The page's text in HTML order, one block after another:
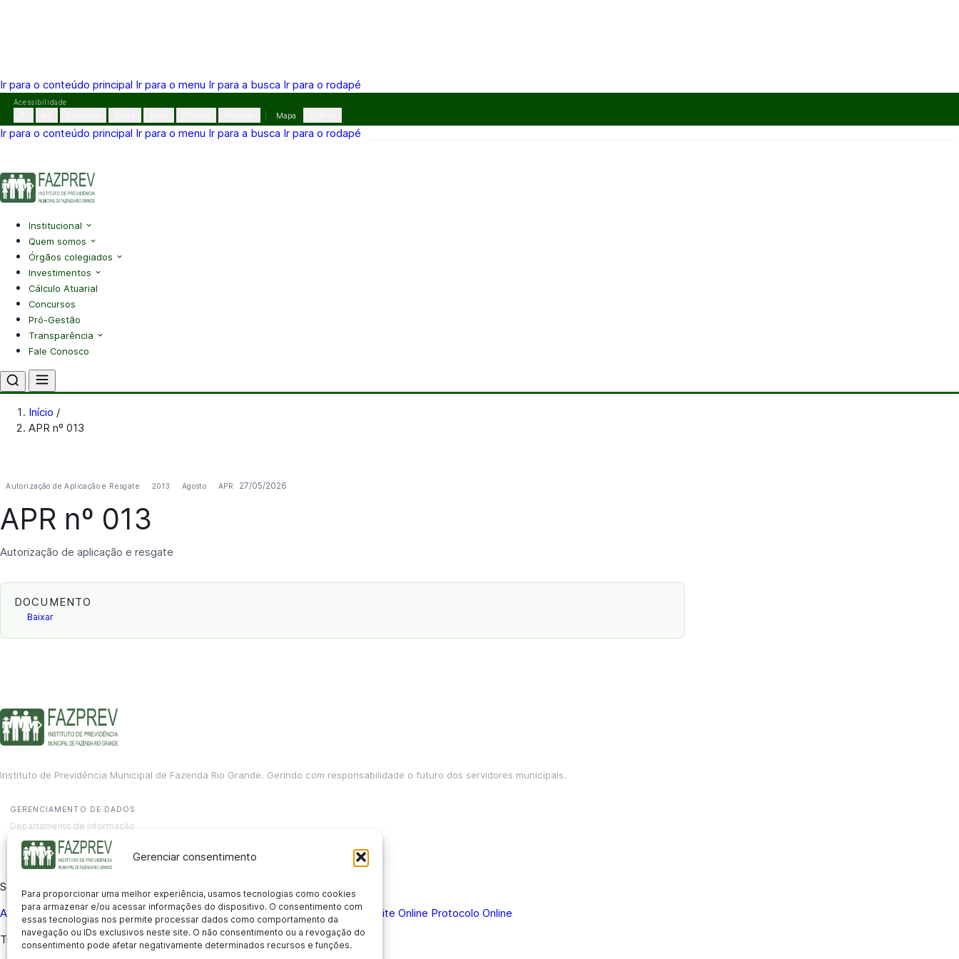
Gerenciar consentimento
Para proporcionar uma melhor experiência, usamos tecnologias como cookies
para armazenar e/ou acessar informações do dispositivo. O consentimento com
essas tecnologias nos permite processar dados como comportamento da
navegação ou IDs exclusivos neste site. O não consentimento ou a revogação do
consentimento pode afetar negativamente determinados recursos e funções.
Ir para o conteúdo principal Ir para o menu Ir para a busca Ir para o rodapé
Pular
o
Acessibilidade
Mapa
Ir para o conteúdo principal Ir para o menu Ir para a busca Ir para o rodapé
Institucional
Quem somos
Órgãos colegiados
Investimentos
Cálculo Atuarial
Concursos
Pró-Gestão
Transparência
Fale Conosco
Início /
APR nº 013
Autorização de Aplicação e Resgate 2013 Agosto APR 27/05/2026
APR nº 013
Autorização de aplicação e resgate
DOCUMENTO
Baixar
Instituto de Previdência Municipal de Fazenda Rio Grande. Gerindo com responsabilidade o futuro dos servidores municipais.
GERENCIAMENTO DE DADOS
Departamento de informação
contato@fazprev.pr.gov.br
(41) 3995-2146
Serviços
Aposentadoria Pensão por Morte Benefício por Invalidez Auxílio Doença Holerite Online Protocolo Online
Transparência